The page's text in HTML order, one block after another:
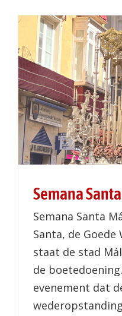
Semana Santa
Semana Santa
Santa, de Goede
staat de stad
de
evenement dat